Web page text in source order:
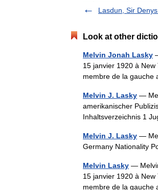
Lasdun, Sir
Look at other
Melvin Jonah Lasky
15 janvier 1920 à
membre de la
Melvin J. Lasky —
amerikanischer
Inhaltsverzeichnis 1
Melvin J. Lasky —
Germany Nationality
Melvin Lasky —
15 janvier 1920 à
membre de la